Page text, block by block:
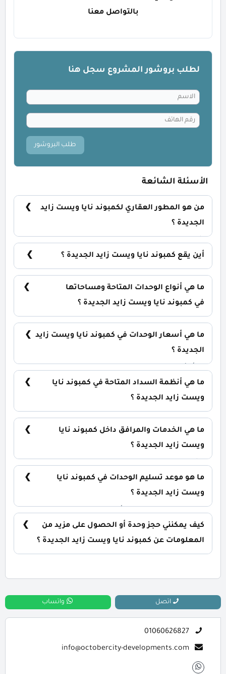
بالتواصل معنا
لطلب بروشور المشروع سجل هنا
طلب البروشور
الأسئلة الشائعة
من هو المطور العقاري لكمبوند نايا ويست زايد
الجديدة ؟
أين يقع كمبوند نايا ويست زايد الجديدة ؟
طريق الاسكندرية/ الصحراوي.
ما هي أنواع الوحدات المتاحة ومساحاتها
في كمبوند نايا ويست زايد الجديدة ؟
تشمل: شقق سكنية: تبدأ من 135 متر² تاون هاوس: تبدأ
من 195 متر² توين هاوس: تبدأ من 255 متر² فلل مستقلة:
تبدأ من 385 متر²
ما هي أسعار الوحدات في كمبوند نايا ويست زايد
الجديدة ؟
الوحدة والمساحة، كما أن الأسعار قابلة للتغيير حسب
تطورات السوق.
ما هي أنظمة السداد المتاحة في كمبوند نايا
ويست زايد الجديدة ؟
الباقي على 12 سنة بدون فوائد.
ما هي الخدمات والمرافق داخل كمبوند نايا
ويست زايد الجديدة ؟
صناعية، نادي اجتماعي، مناطق ترفيهية للأطفال،
حمامات سباحة، ومناطق تجارية.
ما هو موعد تسليم الوحدات في كمبوند نايا
ويست زايد الجديدة ؟
مع إمكانية التسليم نصف تشطيب أو تشطيب كامل
حسب رغبة العميل.
كيف يمكنني حجز وحدة أو الحصول على مزيد من
المعلومات عن كمبوند نايا ويست زايد الجديدة ؟
اتصل واتساب
01060626827
info@octobercity-developments.com